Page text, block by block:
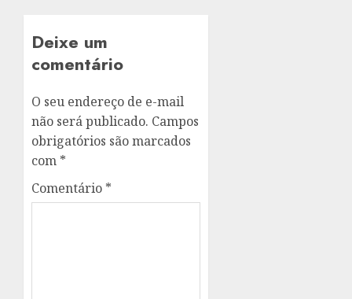
Deixe um
comentário
O seu endereço de e-mail
não será publicado. Campos
obrigatórios são marcados
com *
Comentário *